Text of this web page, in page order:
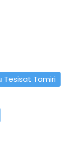
Tesisat Tamiri